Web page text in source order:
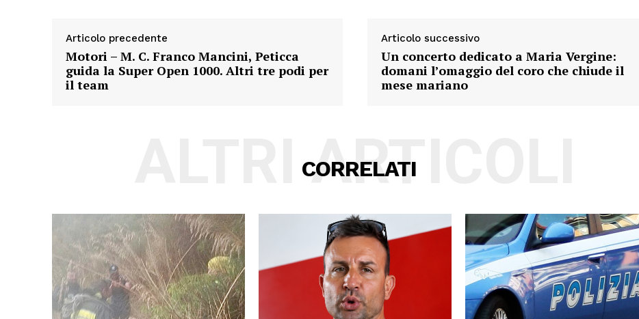
Articolo precedente
Motori – M. C. Franco Mancini, Peticca
guida la Super Open 1000. Altri tre podi per
il team
Articolo successivo
Un concerto dedicato a Maria Vergine:
domani l’omaggio del coro che chiude il
mese mariano
CORRELATI
ALTRI ARTICOLI